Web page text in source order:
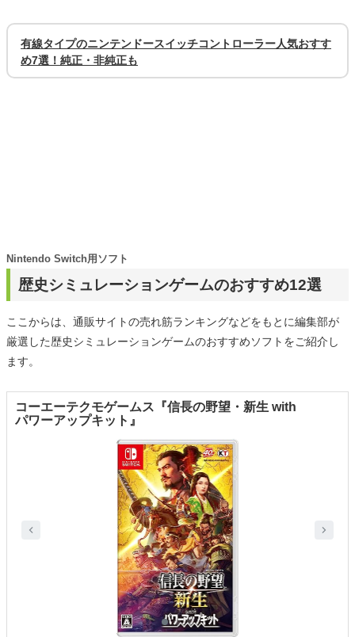
有線タイプのニンテンドースイッチコントローラー人気おすす
め7選！純正・非純正も
歴史シミュレーションゲームのおすすめ12選
Nintendo Switch用ソフト
ここからは、通販サイトの売れ筋ランキングなどをもとに編集部が
厳選した歴史シミュレーションゲームのおすすめソフトをご紹介し
ます。
コーエーテクモゲームス『信長の野望・新生 with
パワーアップキット』